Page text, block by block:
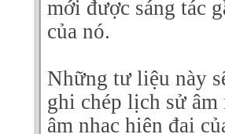
mới được sáng tác
của nó.
Những tư liệu này
ghi chép lịch sử
âm nhạc hiện đại